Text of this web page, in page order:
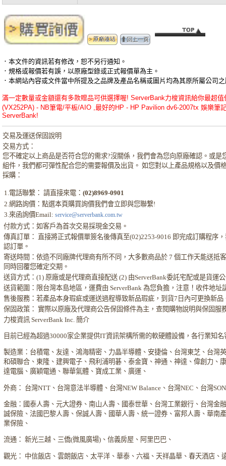
．本文件的資訊若有修改，恕不另行通知。
．規格或報價若有誤，以原廠型錄或正式報價單為主。
．本網站內容或文件當中所提及之品牌及產品名稱或圖片均為其原所屬公司
滿一定數量或金額還有多款贈品可供選擇喔! ServerBank力梭資訊給你最超
(VX252PA) - NB筆電/平板/AIO ,最好的HP - HP Pavilion dv6-2007tx 娛樂筆
ServerBank!
交易及運送保固說明
交易方式：
您不確定以上商品是否符合您的需求?沒關係，我們會為您向原廠確認。或是
組件，我們都可彈性配合您的需要報價及出貨。 如您對以上產品規格以及價
採購：
1.電話聯繫： 請直接來電：(02)8969-0901
2.網路詢價：點選本頁購買詢價我們會立即與您聯繫!
3.來函詢價Email: service@serverbank.com.tw
付款方式：如客戶為首次交易採現金交易。
傳真訂單： 直接將正式報價單簽名後傳真至(02)2253-9016 即完成訂購程序
認訂單。
寄送時間：依造不同廠牌代理商有所不同，大多數商品於 7 個工作天能送抵
同時回覆您確定交期。
送貨方式：(1) 原廠或是代理商直接配送 (2) 由ServerBank委託宅配或是貨運
送貨範圍：限台灣本島地區，運費由 ServerBank 為您負擔，注意！收件地址
售後服務：若產品本身瑕疵或運送過程導致新品瑕疵，到貨7日內可更換新品
保固政策： 實際以原廠及代理商公告保固條件為主，查閱購物說明與保固服
力梭資訊 ServerBank Inc. 簡介
目前已經為超過30000家企業提供IT資訊架構所需的軟硬體設備，各行業知名
製造業：台積電、友達、鴻海精密、力晶半導體、安捷倫、台灣東芝、台灣
和碩聯合、東隆、建興電子、飛利浦明碁、泰金寶、神通、神達、偉創力、
達電腦、廣穎電通、聯華氣體、寶成工業、廣運、
外商： 台灣NTT、台灣意法半導體、台灣NEW Balance、台灣NEC、台灣
金融：國泰人壽、元大證券、南山人壽、國泰世華、台灣工業銀行、台灣金
誠保險、法國巴黎人壽、保誠人壽、國華人壽、統一證券、富邦人壽、華南
業保險、
流通： 新光三越、三僑(微風廣場)、信義房屋、阿里巴巴、
觀光： 中信飯店、雲朗飯店、太平洋、華泰、六福、天祥晶華、春天酒店、